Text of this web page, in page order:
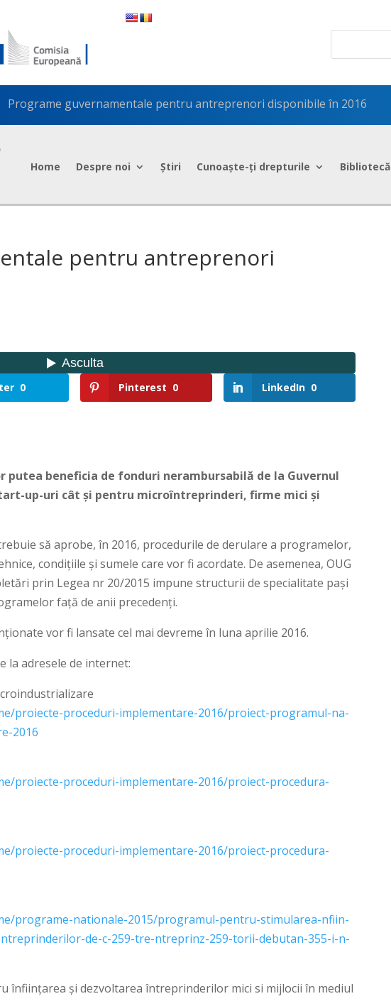
Programe guvernamentale pentru antreprenori disponibile în 2016
Home Despre noi Știri Cunoaște-ți drepturile Bibliotecă
pentru antreprenori
0 Pinterest 0 LinkedIn 0
putea beneficia de fonduri nerambursabilă de la Guvernul
up-uri cât și pentru microîntreprinderi, firme mici și
să aprobe, în 2016, procedurile de derulare a programelor,
condițiile și sumele care vor fi acordate. De asemenea, OUG
prin Legea nr 20/2015 impune structurii de specialitate pași
față de anii precedenți.
vor fi lansate cel mai devreme în luna aprilie 2016.
la adresele de internet:
proiecte-proceduri-implementare-2016/proiect-programul-na-
2016
proiecte-proceduri-implementare-2016/proiect-procedura-
proiecte-proceduri-implementare-2016/proiect-procedura-
programe-nationale-2015/programul-pentru-stimularea-nfiin-
de-c-259-tre-ntreprinz-259-torii-debutan-355-i-n-
înființarea și dezvoltarea întreprinderilor mici si mijlocii în mediul